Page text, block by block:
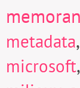
metadata,
microsoft,